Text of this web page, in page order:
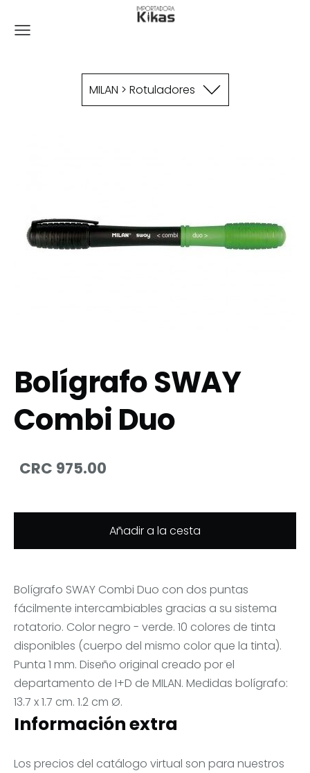
MILAN > Rotuladores
Información extra
Los precios del catálogo virtual son para nuestros
Bolígrafo SWAY
Combi Duo
CRC 975.00
Añadir a la cesta
Bolígrafo SWAY Combi Duo con dos puntas
fácilmente intercambiables gracias a su sistema
rotatorio. Color negro - verde. 10 colores de tinta
disponibles (cuerpo del mismo color que la tinta).
Punta 1 mm. Diseño original creado por el
departamento de I+D de MILAN. Medidas bolígrafo:
13.7 x 1.7 cm. 1.2 cm Ø.